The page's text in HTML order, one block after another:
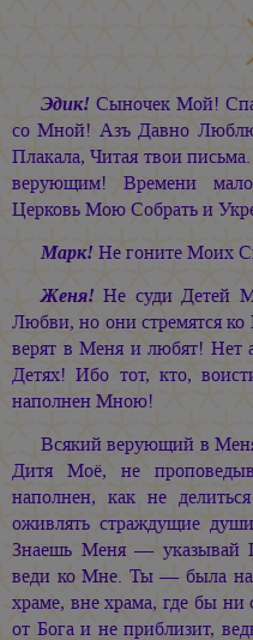
Эдик! Сыночек Мой!
со Мной! Азъ Давно
Плакала, Читая твои
верующим! Времени
Церковь Мою Собрать и
Марк! Не гоните Моих
Женя! Не суди Детей
Любви, но они стремятся
верят в Меня и любят! Нет
Детях! Ибо тот, кто,
наполнен Мною!
Всякий верующий в
Дитя Моё, не
наполнен, как не
оживлять страждущие
Знаешь Меня — указывай
веди ко Мне. Ты — была
храме, вне храма, где бы ни
от Бога и не приблизит,